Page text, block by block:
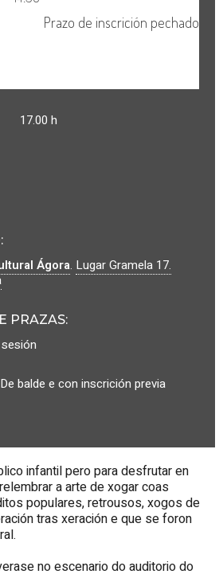
17.00 h
Ágora. Lugar Gramela 17.
PRAZAS:
De balde e con inscrición previa
infantil pero para desfrutar en
a arte de xogar coas
populares, retrousos, xogos de
tras xeración e que se foron
no escenario do auditorio do